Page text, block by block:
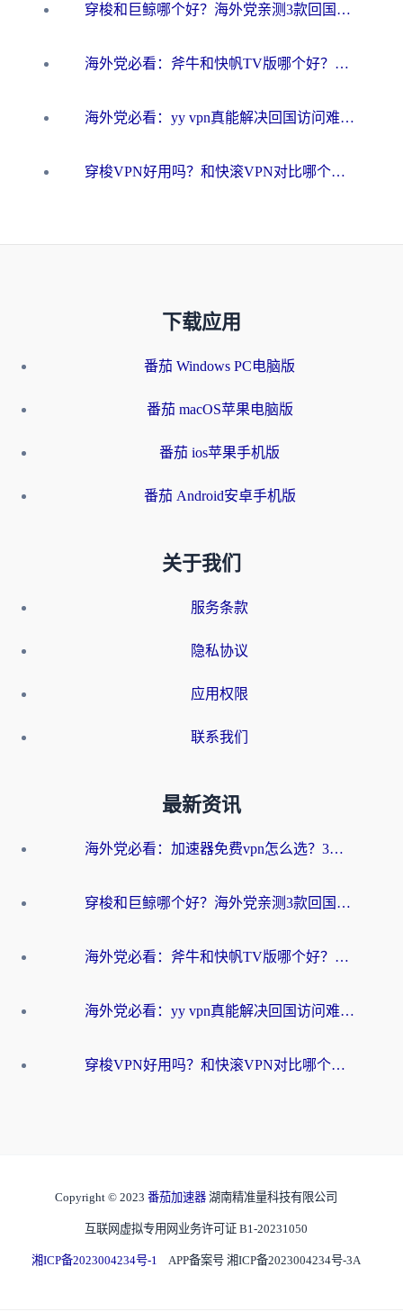
穿梭和巨鲸哪个好？海外党亲测3款回国加速器，教你避开90%的坑
海外党必看：斧牛和快帆TV版哪个好？3分钟选对回国加速器，无缝刷B站、追热剧
海外党必看：yy vpn真能解决回国访问难题？附云极initap测评+免费方案对比
穿梭VPN好用吗？和快滚VPN对比哪个回国效果更好？海外党选回国加速器必看指南
下载应用
番茄 Windows PC电脑版
番茄 macOS苹果电脑版
番茄 ios苹果手机版
番茄 Android安卓手机版
关于我们
服务条款
隐私协议
应用权限
联系我们
最新资讯
海外党必看：加速器免费vpn怎么选？3步教你无缝访问国内资源
穿梭和巨鲸哪个好？海外党亲测3款回国加速器，教你避开90%的坑
海外党必看：斧牛和快帆TV版哪个好？3分钟选对回国加速器，无缝刷B站、追热剧
海外党必看：yy vpn真能解决回国访问难题？附云极initap测评+免费方案对比
穿梭VPN好用吗？和快滚VPN对比哪个回国效果更好？海外党选回国加速器必看指南
Copyright © 2023 番茄加速器 湖南精准量科技有限公司
互联网虚拟专用网业务许可证 B1-20231050
湘ICP备2023004234号-1 APP备案号 湘ICP备2023004234号-3A